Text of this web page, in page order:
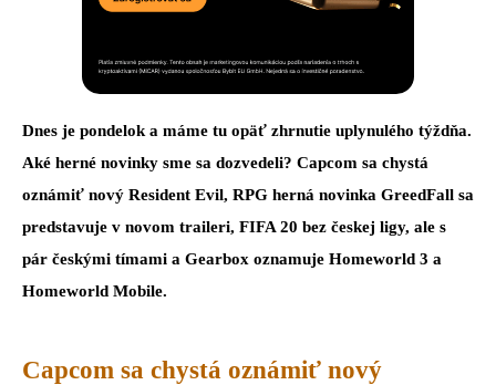
Dnes je pondelok a máme tu opäť zhrnutie uplynulého týždňa.
Aké herné novinky sme sa dozvedeli? Capcom sa chystá
oznámiť nový Resident Evil, RPG herná novinka GreedFall sa
predstavuje v novom traileri, FIFA 20 bez českej ligy, ale s
pár českými tímami a Gearbox oznamuje Homeworld 3 a
Homeworld Mobile.
Capcom sa chystá oznámiť nový